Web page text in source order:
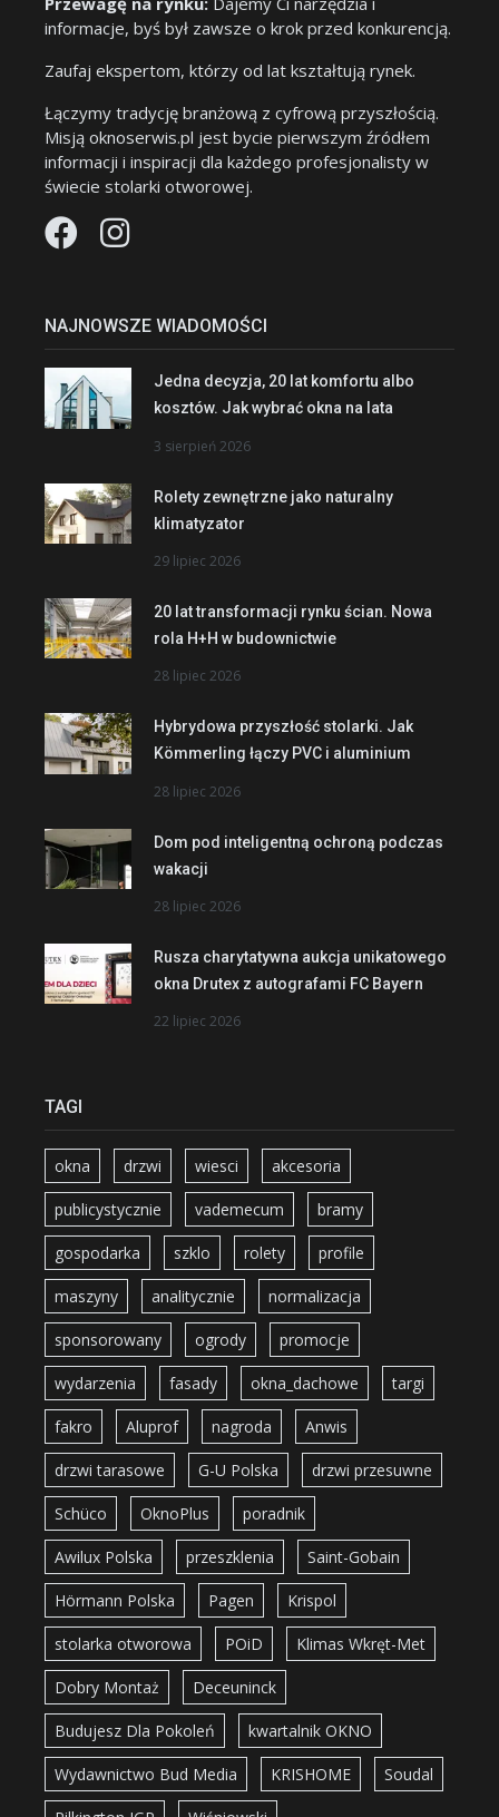
informacje, byś był zawsze o krok przed konkurencją.
Zaufaj ekspertom, którzy od lat kształtują rynek.
Łączymy tradycję branżową z cyfrową przyszłością.
Misją oknoserwis.pl jest bycie pierwszym źródłem
informacji i inspiracji dla każdego profesjonalisty w
świecie stolarki otworowej.
NAJNOWSZE WIADOMOŚCI
Jedna decyzja, 20 lat komfortu albo
kosztów. Jak wybrać okna na lata
3 sierpień 2026
Rolety zewnętrzne jako naturalny
klimatyzator
29 lipiec 2026
20 lat transformacji rynku ścian. Nowa
rola H+H w budownictwie
28 lipiec 2026
Hybrydowa przyszłość stolarki. Jak
Kömmerling łączy PVC i aluminium
28 lipiec 2026
Dom pod inteligentną ochroną podczas
wakacji
28 lipiec 2026
Rusza charytatywna aukcja unikatowego
okna Drutex z autografami FC Bayern
22 lipiec 2026
TAGI
okna drzwi wiesci akcesoria
publicystycznie vademecum bramy
gospodarka szklo rolety profile
maszyny analitycznie normalizacja
sponsorowany ogrody promocje
wydarzenia fasady okna_dachowe targi
fakro Aluprof nagroda Anwis
drzwi tarasowe G-U Polska drzwi przesuwne
Schüco OknoPlus poradnik
Awilux Polska przeszklenia Saint-Gobain
Hörmann Polska Pagen Krispol
stolarka otworowa POiD Klimas Wkręt-Met
Dobry Montaż Deceuninck
Budujesz Dla Pokoleń kwartalnik OKNO
Wydawnictwo Bud Media KRISHOME Soudal